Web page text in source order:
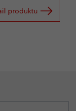
produktu